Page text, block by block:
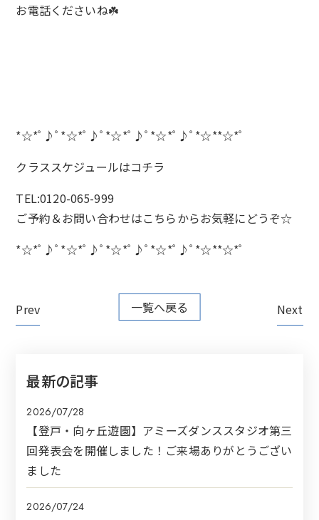
お電話くださいね☘️
*☆*ﾟ♪ﾟ*☆*ﾟ♪ﾟ*☆*ﾟ♪ﾟ*☆*ﾟ♪ﾟ*☆**☆*ﾟ
クラススケジュールはコチラ
TEL:0120-065-999
ご予約＆お問い合わせはこちらからお気軽にどうぞ☆
*☆*ﾟ♪ﾟ*☆*ﾟ♪ﾟ*☆*ﾟ♪ﾟ*☆*ﾟ♪ﾟ*☆**☆*ﾟ
Prev 一覧へ戻る Next
最新の記事
2026/07/28
【登戸・向ヶ丘遊園】アミーズダンススタジオ第三
回発表会を開催しました！ご来場ありがとうござい
ました
2026/07/24